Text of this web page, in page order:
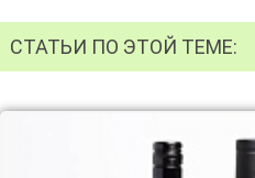
СТАТЬИ ПО ЭТОЙ ТЕМЕ: